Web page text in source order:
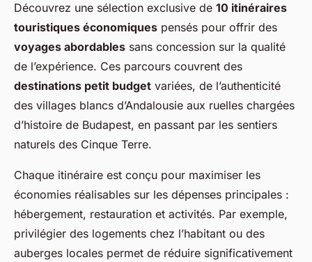
Découvrez une sélection exclusive de 10 itinéraires
touristiques économiques pensés pour offrir des
voyages abordables sans concession sur la qualité
de l’expérience. Ces parcours couvrent des
destinations petit budget variées, de l’authenticité
des villages blancs d’Andalousie aux ruelles chargées
d’histoire de Budapest, en passant par les sentiers
naturels des Cinque Terre.
Chaque itinéraire est conçu pour maximiser les
économies réalisables sur les dépenses principales :
hébergement, restauration et activités. Par exemple,
privilégier des logements chez l’habitant ou des
auberges locales permet de réduire significativement